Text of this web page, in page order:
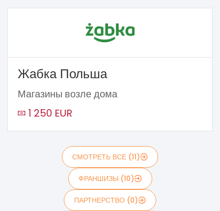
Жабка Польша
Магазины возле дома
1 250 EUR
СМОТРЕТЬ ВСЕ (11)
ФРАНШИЗЫ (10)
ПАРТНЕРСТВО (0)